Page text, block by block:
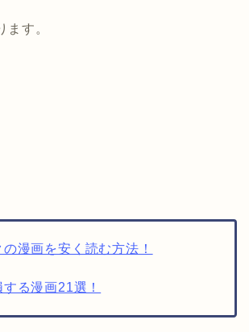
ます。
漫画を安く読む方法！
る漫画21選！